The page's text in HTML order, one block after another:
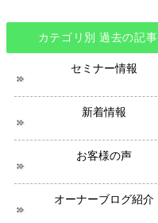
カテゴリ別 過去の記事
セミナー情報
新着情報
お客様の声
オーナーブログ紹介